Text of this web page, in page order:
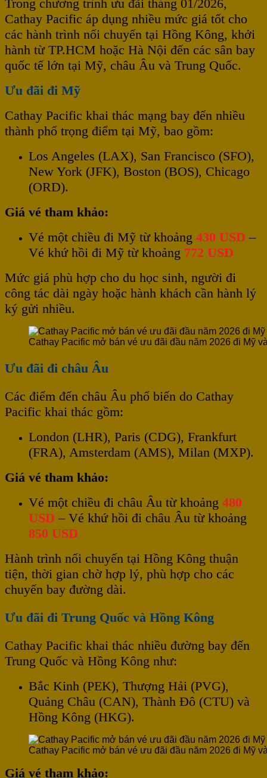
Trong chương trình ưu đãi tháng 01/2026,
Cathay Pacific áp dụng nhiều mức giá tốt cho
các hành trình nối chuyến tại Hồng Kông, khởi
hành từ TP.HCM hoặc Hà Nội đến các sân bay
quốc tế lớn tại Mỹ, châu Âu và Trung Quốc.
Ưu đãi đi Mỹ
Cathay Pacific khai thác mạng bay đến nhiều
thành phố trọng điểm tại Mỹ, bao gồm:
Los Angeles (LAX), San Francisco (SFO),
New York (JFK), Boston (BOS), Chicago
(ORD).
Giá vé tham khảo:
Vé một chiều đi Mỹ từ khoảng 430 USD –
Vé khứ hồi đi Mỹ từ khoảng 772 USD
Mức giá phù hợp cho du học sinh, người đi
công tác dài ngày hoặc hành khách cần hành lý
ký gửi nhiều.
Cathay Pacific mở bán vé ưu đãi đầu năm 2026 đi Mỹ
Ưu đãi đi châu Âu
Các điểm đến châu Âu phổ biến do Cathay
Pacific khai thác gồm:
London (LHR), Paris (CDG), Frankfurt
(FRA), Amsterdam (AMS), Milan (MXP).
Giá vé tham khảo:
Vé một chiều đi châu Âu từ khoảng 480
USD – Vé khứ hồi đi châu Âu từ khoảng
850 USD
Hành trình nối chuyến tại Hồng Kông thuận
tiện, thời gian chờ hợp lý, phù hợp cho các
chuyến bay đường dài.
Ưu đãi đi Trung Quốc và Hồng Kông
Cathay Pacific khai thác nhiều đường bay đến
Trung Quốc và Hồng Kông như:
Bắc Kinh (PEK), Thượng Hải (PVG),
Quảng Châu (CAN), Thành Đô (CTU) và
Hồng Kông (HKG).
Cathay Pacific mở bán vé ưu đãi đầu năm 2026 đi Mỹ
Giá vé tham khảo: